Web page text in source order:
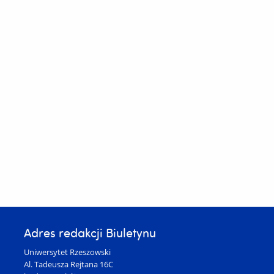
Adres redakcji Biuletynu
Uniwersytet Rzeszowski
Al. Tadeusza Rejtana 16C